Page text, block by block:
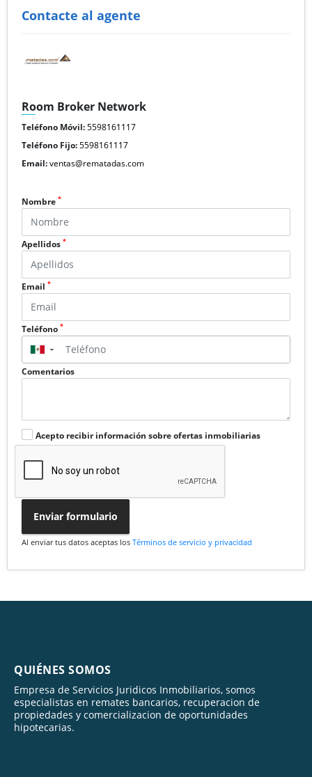
Contacte al agente
Room Broker Network
Teléfono Móvil:5598161117
Teléfono Fijo:5598161117
Email:ventas@rematadas.com
Nombre *
Apellidos *
Email *
Teléfono *
▼
Comentarios
Acepto recibir información sobre ofertas inmobiliarias
Enviar formulario
Al enviar tus datos aceptas los Términos de servicio y privacidad
QUIÉNES SOMOS
Empresa de Servicios Juridicos Inmobiliarios, somos
especialistas en remates bancarios, recuperacion de
propiedades y comercializacion de oportunidades
hipotecarias.